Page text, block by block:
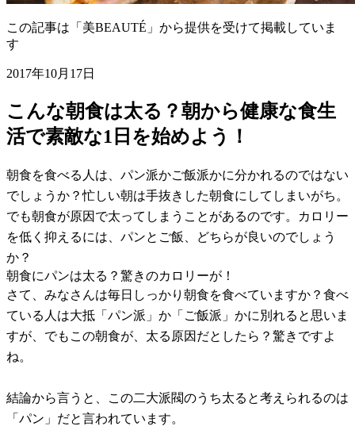
この記事は「美BEAUTÉ」から提供を受けて掲載していま
す
2017年10月17日
こんな朝食は太る？朝から健康な食生
活で素敵な1日を始めよう！
朝食を食べる人は、パン派かご飯派かに分かれるのではない
でしょうか？忙しい朝は手抜きした朝食にしてしまいがち。
でも朝食が原因で太ってしまうことがあるのです。カロリー
を低く抑えるには、パンとご飯、どちらが良いのでしょう
か？
朝食にパンは太る？驚きのカロリーが！
さて、みなさんは毎日しっかり朝食を食べていますか？食べ
ている人は大抵「パン派」か「ご飯派」かに別れると思いま
すが、でもこの朝食が、太る原因だとしたら？驚きですよ
ね。
結論から言うと、この二大派閥のうち太ると考えられるのは
「パン」だと言われています。